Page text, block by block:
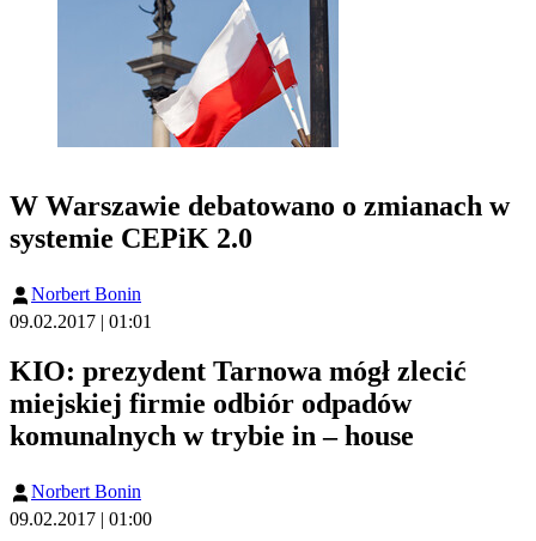
W Warszawie debatowano o zmianach w
systemie CEPiK 2.0
Norbert Bonin
09.02.2017 | 01:01
KIO: prezydent Tarnowa mógł zlecić
miejskiej firmie odbiór odpadów
komunalnych w trybie in – house
Norbert Bonin
09.02.2017 | 01:00